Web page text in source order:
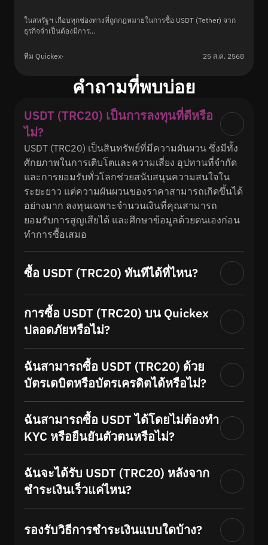
ในสหรัฐฯ เกือบทุกช่องทางที่ถูกกฎหมายในการซื้อ USDT (Tether) จาก
ธุรกิจจำเป็นต้องมีการ...
ทีม Quickex· 25 ส.ค. 2568
คำถามที่พบบ่อย
USDT (TRC20) เป็นการลงทุนที่ดีหรือ
ไม่?
USDT (TRC20) เป็นสินทรัพย์ที่มีความผันผวน ซึ่งมีทั้ง
ศักยภาพในการเติบโตและความเสี่ยง อุปทานที่จำกัด
และการยอมรับทั่วโลกช่วยสนับสนุนความสนใจใน
ระยะยาว แต่ความผันผวนของราคาสามารถเกิดขึ้นได้
อย่างมาก ลงทุนเฉพาะจำนวนเงินที่คุณสามารถ
ยอมรับการสูญเสียได้ และศึกษาข้อมูลด้วยตนเองก่อน
ทำการซื้อเสมอ
ซื้อ USDT (TRC20) ทันทีได้ที่ไหน?
การซื้อ USDT (TRC20) บน Quickex
ปลอดภัยหรือไม่?
ฉันสามารถซื้อ USDT (TRC20) ด้วย
บัตรเดบิตหรือบัตรเครดิตได้หรือไม่?
ฉันสามารถซื้อ USDT ได้โดยไม่ต้องทำ
KYC หรือยืนยันตัวตนหรือไม่?
ฉันจะได้รับ USDT (TRC20) หลังจาก
ชำระเงินเร็วแค่ไหน?
รองรับวิธีการชำระเงินแบบใดบ้าง?